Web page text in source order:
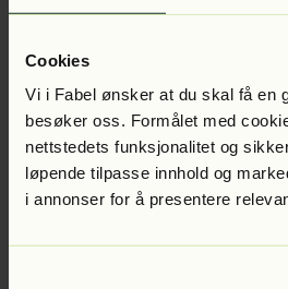
Cookies
Vi i Fabel ønsker at du skal få en
besøker oss. Formålet med
nettstedets funksjonalitet og
løpende tilpasse innhold og
i annonser for å presentere